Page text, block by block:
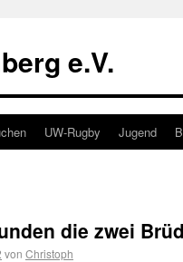
e.V.
UW-Rugby Jugend
die zwei
von Christoph